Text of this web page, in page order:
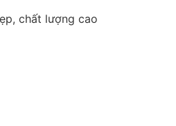
chất lượng cao